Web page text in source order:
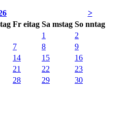
>
Fr eitag Sa mstag So nntag
1
2
7 8
9
14 15
16
21 22
23
28 29
30